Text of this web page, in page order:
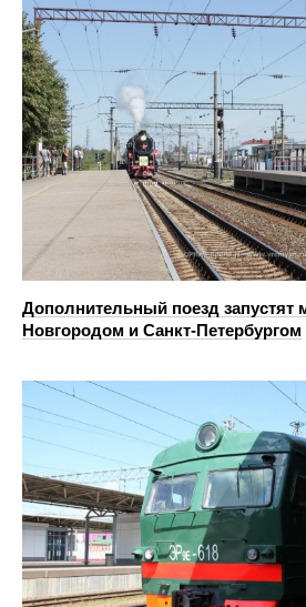
Дополнительный поезд
Новгородом и Санкт-Петербургом